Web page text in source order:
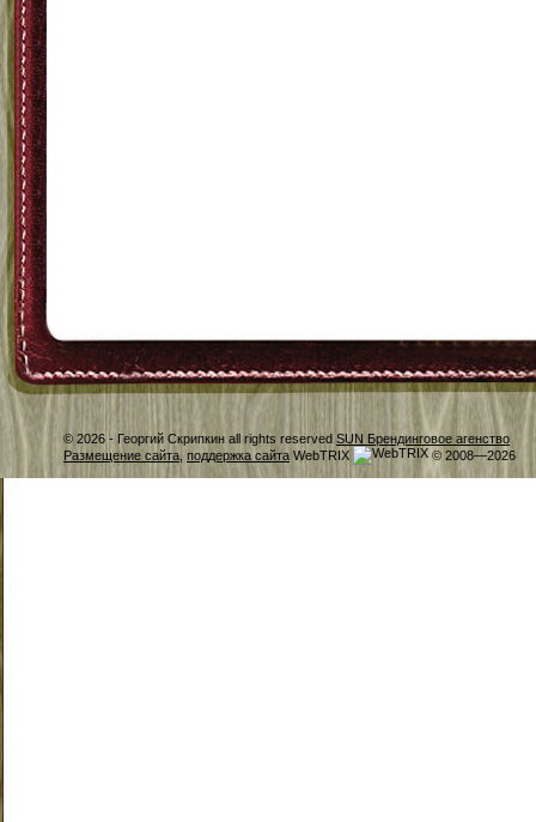
© 2026 - Георгий Скрипкин all rights reserved SUN Брендинговое агенство
Размещение сайта, поддержка сайта WebTRIX © 2008—2026